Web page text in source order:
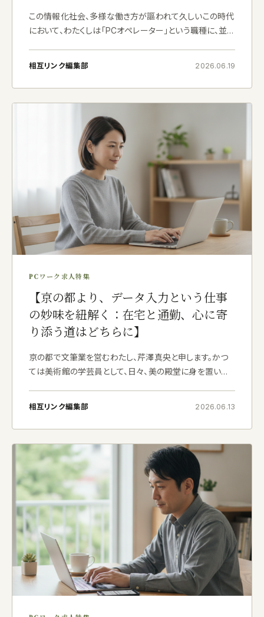
この情報化社会、多様な働き方が謳われて久しいこの時代
において、わたくしは「PCオペレーター」という職種に、並々
きく
相互リンク編集部 2026.06.19
PCワーク求人特集
【京の都より、データ入力という仕事
の妙味を紐解く：在宅と通勤、心に寄
り添う道はどちらに】
京の都で文筆業を営むわたし、芹澤真央と申します。かつ
ては美術館の学芸員として、日々、美の殿堂に身を置いて
を運んでお
相互リンク編集部 2026.06.13